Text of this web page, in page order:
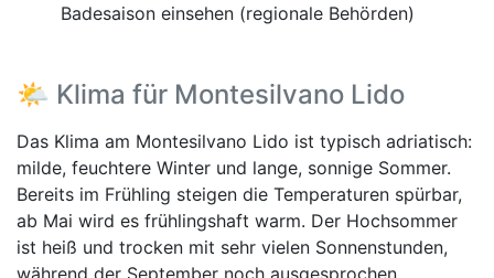
Badesaison einsehen (regionale Behörden)
🌤️ Klima für Montesilvano Lido
Das Klima am Montesilvano Lido ist typisch adriatisch:
milde, feuchtere Winter und lange, sonnige Sommer.
Bereits im Frühling steigen die Temperaturen spürbar,
ab Mai wird es frühlingshaft warm. Der Hochsommer
ist heiß und trocken mit sehr vielen Sonnenstunden,
während der September noch ausgesprochen